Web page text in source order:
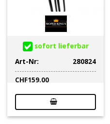
sofort lieferbar
Art-Nr:
280824
CHF159.00